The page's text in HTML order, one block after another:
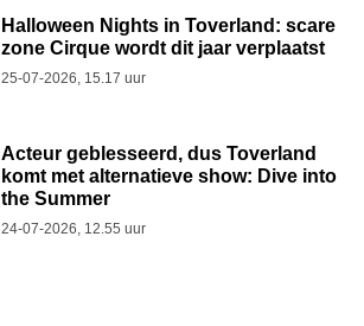
Halloween Nights in Toverland: scare
zone Cirque wordt dit jaar verplaatst
25-07-2026, 15.17 uur
Acteur geblesseerd, dus Toverland
komt met alternatieve show: Dive into
the Summer
24-07-2026, 12.55 uur